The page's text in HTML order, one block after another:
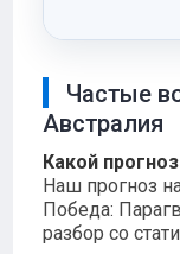
Частые
Австралия
Какой
Наш прогноз
Победа:
разбор со